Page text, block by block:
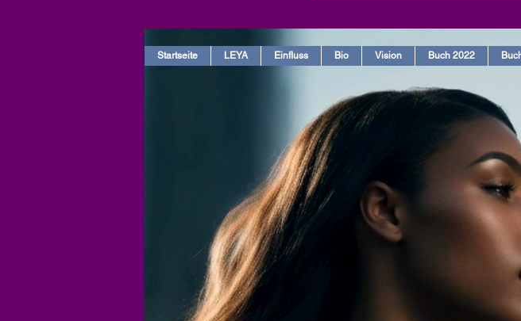
Startseite LEYA Einfluss Bio Vision Buch 2022